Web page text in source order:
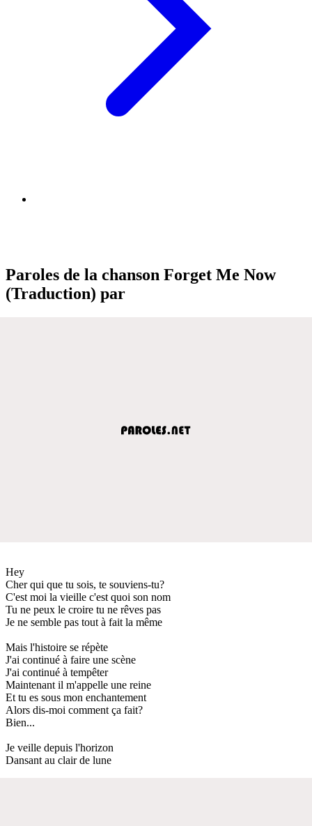
Paroles de la chanson Forget Me Now
(Traduction) par
Hey
Cher qui que tu sois, te souviens-tu?
C'est moi la vieille c'est quoi son nom
Tu ne peux le croire tu ne rêves pas
Je ne semble pas tout à fait la même
Mais l'histoire se répète
J'ai continué à faire une scène
J'ai continué à tempêter
Maintenant il m'appelle une reine
Et tu es sous mon enchantement
Alors dis-moi comment ça fait?
Bien...
Je veille depuis l'horizon
Dansant au clair de lune